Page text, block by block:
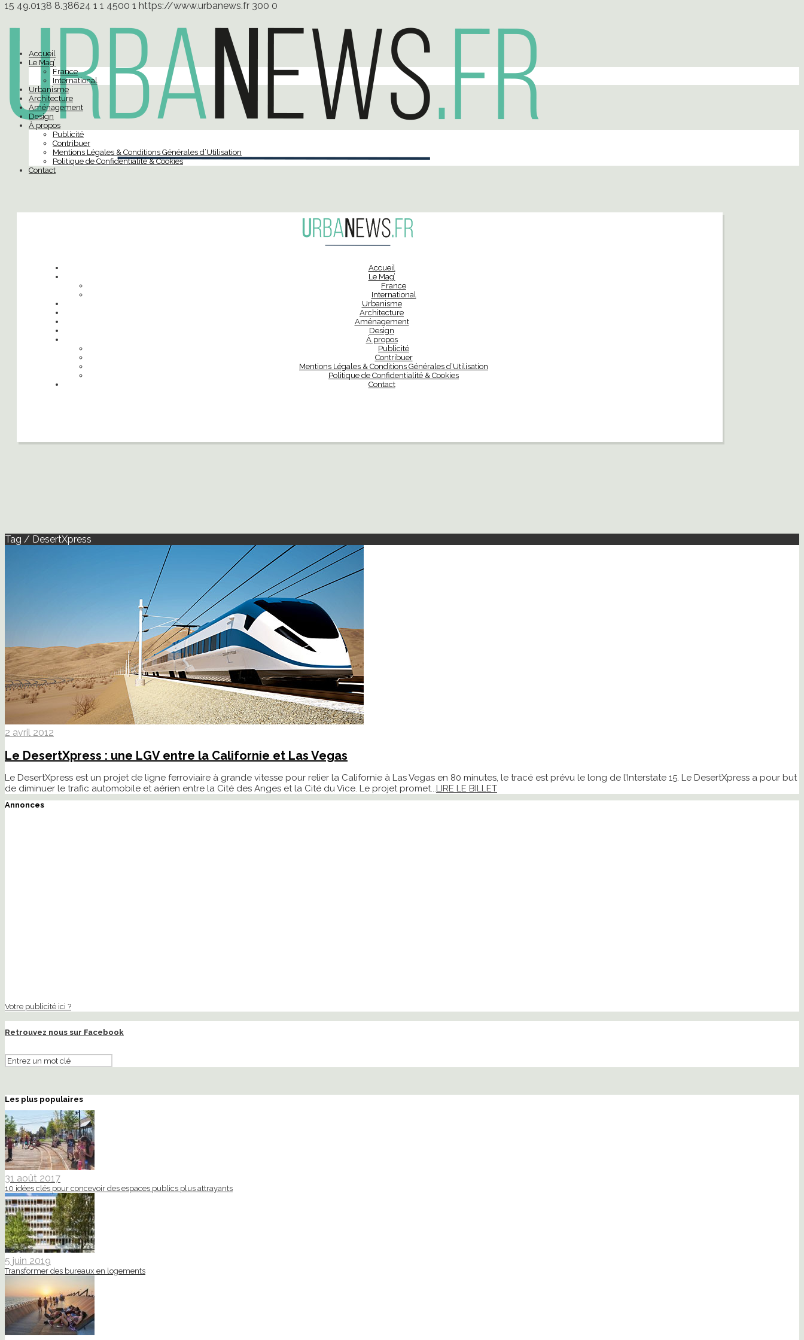
15 49.0138 8.38624 1 1 4500 1 https://www.urbanews.fr 300 0
Accueil
Le Mag’
France
International
Urbanisme
Architecture
Aménagement
Design
À propos
Publicité
Contribuer
Mentions Légales & Conditions Générales d’Utilisation
Politique de Confidentialité & Cookies
Contact
Accueil
Le Mag’
France
International
Urbanisme
Architecture
Aménagement
Design
À propos
Publicité
Contribuer
Mentions Légales & Conditions Générales d’Utilisation
Politique de Confidentialité & Cookies
Contact
Tag / DesertXpress
2 avril 2012
Le DesertXpress : une LGV entre la Californie et Las Vegas
Le DesertXpress est un projet de ligne ferroviaire à grande vitesse pour relier la Californie à Las Vegas en 80 minutes, le tracé est prévu le long de l’Interstate 15. Le DesertXpress a pour but
de diminuer le trafic automobile et aérien entre la Cité des Anges et la Cité du Vice. Le projet promet...LIRE LE BILLET
Annonces
Votre publicité ici ?
Retrouvez nous sur Facebook
Les plus populaires
31 août 2017
10 idées clés pour concevoir des espaces publics plus attrayants
5 juin 2019
Transformer des bureaux en logements